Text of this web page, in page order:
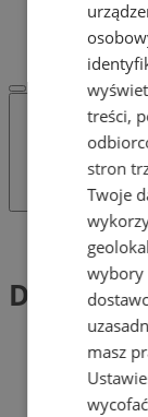
REKLAMA
Tag: Dżem
Dżem (1)
treści,
stron
Twoje
wybory
masz